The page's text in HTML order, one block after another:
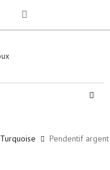
Turquoise
Pendentif argent